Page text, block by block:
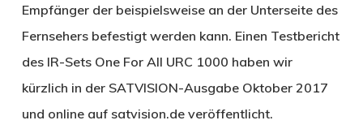
Empfänger der beispielsweise an der Unterseite des
Fernsehers befestigt werden kann. Einen Testbericht
des IR-Sets One For All URC 1000 haben wir
kürzlich in der SATVISION-Ausgabe Oktober 2017
und online auf satvision.de veröffentlicht.